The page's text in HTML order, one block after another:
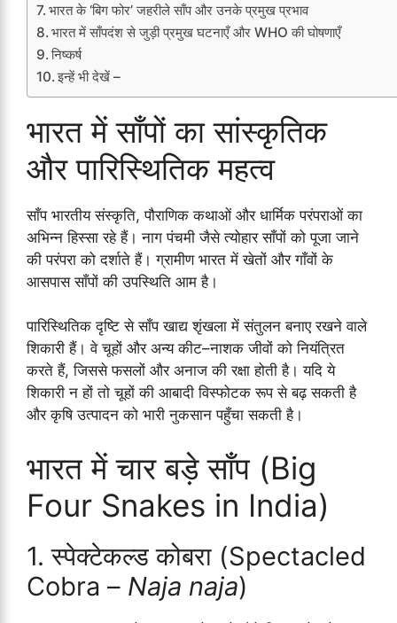
भारत के ‘बिग फोर’ जहरीले साँप और उनके प्रमुख प्रभाव
भारत में साँपदंश से जुड़ी प्रमुख घटनाएँ और WHO की घोषणाएँ
निष्कर्ष
इन्हें भी देखें –
भारत में साँपों का सांस्कृतिक
और पारिस्थितिक महत्व
साँप भारतीय संस्कृति, पौराणिक कथाओं और धार्मिक परंपराओं का
अभिन्न हिस्सा रहे हैं। नाग पंचमी जैसे त्योहार साँपों को पूजा जाने
की परंपरा को दर्शाते हैं। ग्रामीण भारत में खेतों और गाँवों के
आसपास साँपों की उपस्थिति आम है।
पारिस्थितिक दृष्टि से साँप खाद्य शृंखला में संतुलन बनाए रखने वाले
शिकारी हैं। वे चूहों और अन्य कीट–नाशक जीवों को नियंत्रित
करते हैं, जिससे फसलों और अनाज की रक्षा होती है। यदि ये
शिकारी न हों तो चूहों की आबादी विस्फोटक रूप से बढ़ सकती है
और कृषि उत्पादन को भारी नुकसान पहुँचा सकती है।
भारत में चार बड़े साँप (Big
Four Snakes in India)
1. स्पेक्टेकल्ड कोबरा (Spectacled
Cobra – Naja naja)